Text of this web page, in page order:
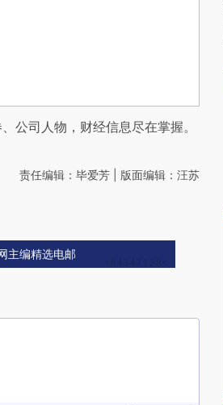
公司人物，财经信息尽在掌握。
责任编辑：毕爱芳 | 版面编辑：汪苏
主编精选电邮